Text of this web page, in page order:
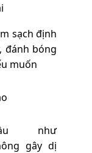
sạch định
đánh bóng
muốn
như
gây dị